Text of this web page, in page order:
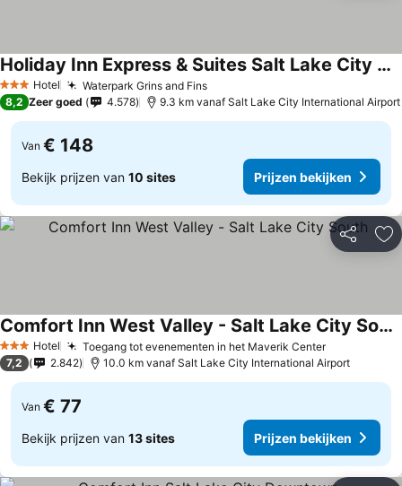
3 SterrenHotel Waterpark Grins and FinsPrijzen bekijken
Holiday Inn Express & Suites Salt Lake City West Valley By Ihg
Prijzen bekijken
8,2 Zeer goed 4.578 9.3 km vanaf Salt Lake City International Airport
Van € 148
Bekijk prijzen van 10 sites Prijzen bekijken
Delen
3 SterrenHotel Toegang tot evenementen in het Maverik CenterPrijzen
Comfort Inn West Valley - Salt Lake City South
Prijzen bekijken
7,2 2.842 10.0 km vanaf Salt Lake City International Airport
Van € 77
Bekijk prijzen van 13 sites Prijzen bekijken